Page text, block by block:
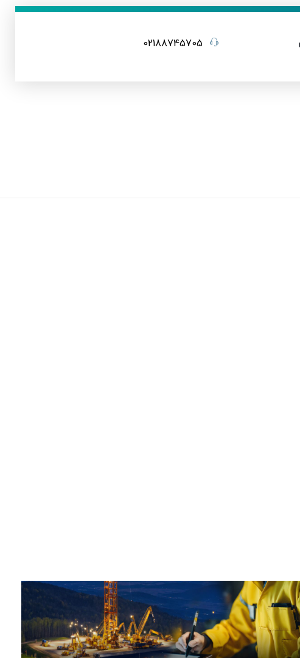
02188745705